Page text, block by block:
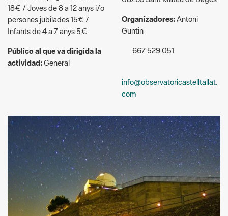
Público al que va dirigida la
actividad: General
667 529 051
info@observatoricastelltallat.